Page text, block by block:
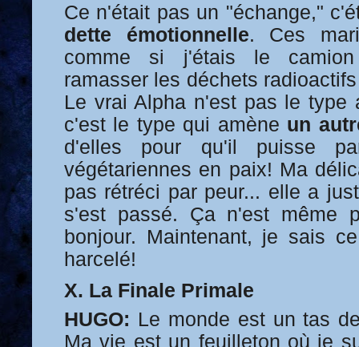
Ce n'était pas un "échange,"
dette émotionnelle. Ces
comme si j'étais le camion
ramasser les déchets
Le vrai Alpha n'est pas le type
c'est le type qui amène un
d'elles pour qu'il puisse
végétariennes en paix! Ma
pas rétréci par peur... elle a
s'est passé. Ça n'est même
bonjour. Maintenant, je sais
harcelé!
X. La Finale Primale
HUGO: Le monde est un tas
Ma vie est un feuilleton où je